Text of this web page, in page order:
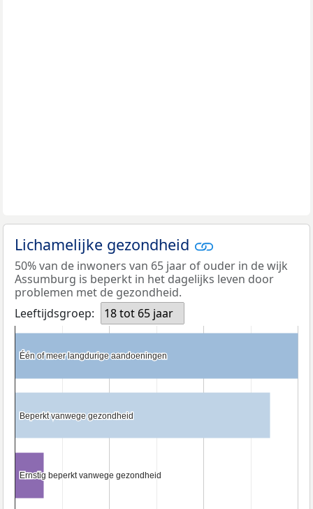
Lichamelijke gezondheid
50% van de inwoners van 65 jaar of ouder in de wijk
Assumburg is beperkt in het dagelijks leven door
problemen met de gezondheid.
Leeftijdsgroep:
18 tot 65 jaar
Één of meer langdurige aandoeningen
Één of meer langdurige aandoeningen
Beperkt vanwege gezondheid
Beperkt vanwege gezondheid
Ernstig beperkt vanwege gezondheid
Ernstig beperkt vanwege gezondheid